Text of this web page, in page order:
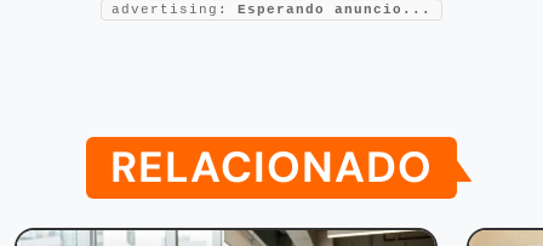
advertising: Esperando anuncio...
RELACIONADO